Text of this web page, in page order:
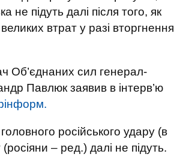
не підуть далі після того, як
втрат у разі вторгнення
Об’єднаних сил генерал-
Павлюк заявив в інтерв’ю
російського удару (в
– ред.) далі не підуть.